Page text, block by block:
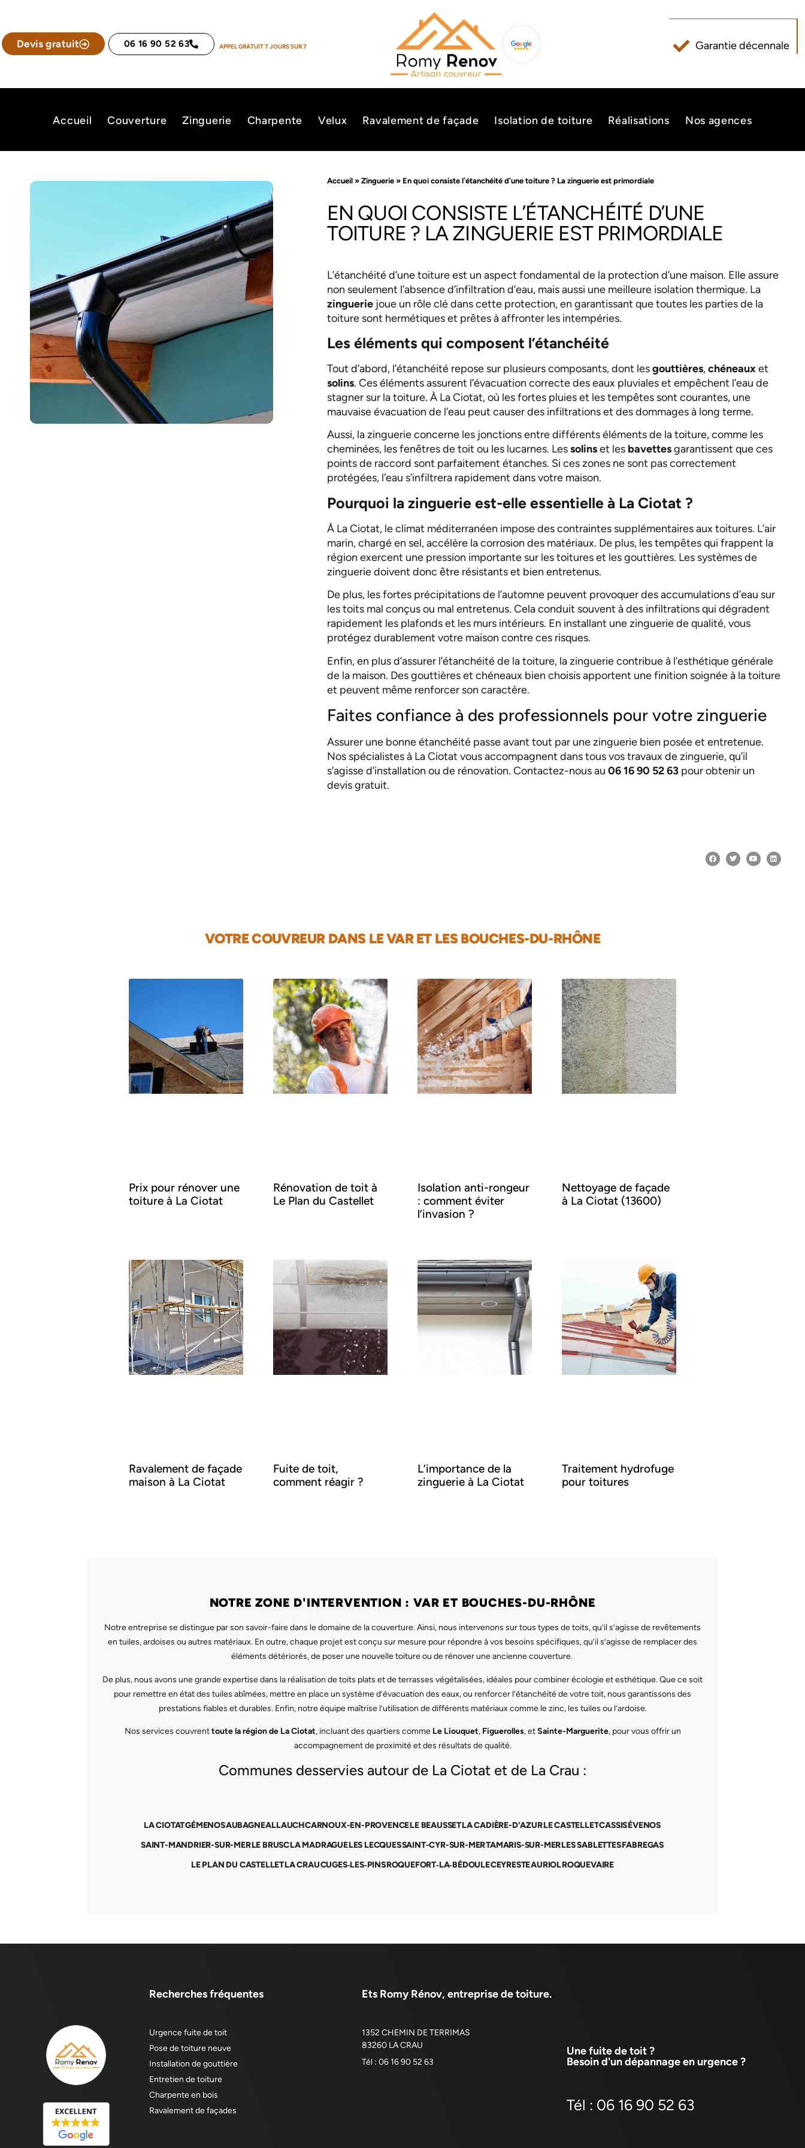
Devis gratuit 06 16 90 52 63 APPEL GRATUIT 7 JOURS SUR 7 Garantie décennale
Accueil Couverture Zinguerie Charpente Velux Ravalement de façade Isolation de toiture Réalisations Nos agences
Accueil» Zinguerie» En quoi consiste l’étanchéité d’une toiture ? La zinguerie est primordiale
EN QUOI CONSISTE L’ÉTANCHÉITÉ D’UNE
TOITURE ? LA ZINGUERIE EST PRIMORDIALE
L’étanchéité d’une toiture est un aspect fondamental de la protection d’une maison. Elle assure
non seulement l’absence d’infiltration d’eau, mais aussi une meilleure isolation thermique. La
zingueriejoue un rôle clé dans cette protection, en garantissant que toutes les parties de la
toiture sont hermétiques et prêtes à affronter les intempéries.
Les éléments qui composent l’étanchéité
Tout d’abord, l’étanchéité repose sur plusieurs composants, dont lesgouttières,chéneauxet
solins. Ces éléments assurent l’évacuation correcte des eaux pluviales et empêchent l’eau de
stagner sur la toiture. À La Ciotat, où les fortes pluies et les tempêtes sont courantes, une
mauvaise évacuation de l’eau peut causer des infiltrations et des dommages à long terme.
Aussi, la zinguerie concerne les jonctions entre différents éléments de la toiture, comme les
cheminées, les fenêtres de toit ou les lucarnes. Lessolinset les bavettesgarantissent que ces
points de raccord sont parfaitement étanches. Si ces zones ne sont pas correctement
protégées, l’eau s’infiltrera rapidement dans votre maison.
Pourquoi la zinguerie est-elle essentielle à La Ciotat ?
À La Ciotat, le climat méditerranéen impose des contraintes supplémentaires aux toitures. L’air
marin, chargé en sel, accélère la corrosion des matériaux. De plus, les tempêtes qui frappent la
région exercent une pression importante sur les toitures et les gouttières. Les systèmes de
zinguerie doivent donc être résistants et bien entretenus.
De plus, les fortes précipitations de l’automne peuvent provoquer des accumulations d’eau sur
les toits mal conçus ou mal entretenus. Cela conduit souvent à des infiltrations qui dégradent
rapidement les plafonds et les murs intérieurs. En installant une zinguerie de qualité, vous
protégez durablement votre maison contre ces risques.
Enfin, en plus d’assurer l’étanchéité de la toiture, la zinguerie contribue à l’esthétique générale
de la maison. Des gouttières et chéneaux bien choisis apportent une finition soignée à la toiture
et peuvent même renforcer son caractère.
Faites confiance à des professionnels pour votre zinguerie
Assurer une bonne étanchéité passe avant tout par une zinguerie bien posée et entretenue.
Nos spécialistes à La Ciotat vous accompagnent dans tous vos travaux de zinguerie, qu’il
s’agisse d’installation ou de rénovation. Contactez-nous au 06 16 90 52 63pour obtenir un
devis gratuit.
VOTRE COUVREUR DANS LE VAR ET LES BOUCHES-DU-RHÔNE
Prix pour rénover une
toiture à La Ciotat
Rénovation de toit à
Le Plan du Castellet
Isolation anti-rongeur
: comment éviter
l’invasion ?
Nettoyage de façade
à La Ciotat (13600)
Ravalement de façade
maison à La Ciotat
Fuite de toit,
comment réagir ?
L’importance de la
zinguerie à La Ciotat
Traitement hydrofuge
pour toitures
NOTRE ZONE D'INTERVENTION : VAR ET BOUCHES-DU-RHÔNE
Notre entreprise se distingue par son savoir-faire dans le domaine de la couverture. Ainsi, nous intervenons sur tous types de toits, qu’il s’agisse de revêtements
en tuiles, ardoises ou autres matériaux. En outre, chaque projet est conçu sur mesure pour répondre à vos besoins spécifiques, qu’il s’agisse de remplacer des
éléments détériorés, de poser une nouvelle toiture ou de rénover une ancienne couverture.
De plus, nous avons une grande expertise dans la réalisation de toits plats et de terrasses végétalisées, idéales pour combiner écologie et esthétique. Que ce soit
pour remettre en état des tuiles abîmées, mettre en place un système d’évacuation des eaux, ou renforcer l’étanchéité de votre toit, nous garantissons des
prestations fiables et durables. Enfin, notre équipe maîtrise l’utilisation de différents matériaux comme le zinc, les tuiles ou l’ardoise.
Nos services couvrenttoute la région de La Ciotat, incluant des quartiers comme Le Liouquet, Figuerolles, etSainte-Marguerite, pour vous offrir un
accompagnement de proximité et des résultats de qualité.
Communes desservies autour de La Ciotat et de La Crau :
LA CIOTATGÉMENOSAUBAGNEALLAUCHCARNOUX-EN-PROVENCELE BEAUSSETLA CADIÈRE-D'AZURLE CASTELLETCASSISÉVENOS
SAINT-MANDRIER-SUR-MERLE BRUSCLA MADRAGUELES LECQUESSAINT-CYR-SUR-MERTAMARIS-SUR-MERLES SABLETTESFABREGAS
LE PLAN DU CASTELLETLA CRAUCUGES‑LES‑PINSROQUEFORT‑LA‑BÉDOULECEYRESTEAURIOLROQUEVAIRE
Recherches fréquentes
Urgence fuite de toit
Pose de toiture neuve
Installation de gouttière
Entretien de toiture
Charpente en bois
Ravalement de façades
Ets Romy Rénov, entreprise de toiture.
1352 CHEMIN DE TERRIMAS
83260 LA CRAU
Tél : 06 16 90 52 63
Une fuite de toit ?
Besoin d'un dépannage en urgence ?
Tél : 06 16 90 52 63